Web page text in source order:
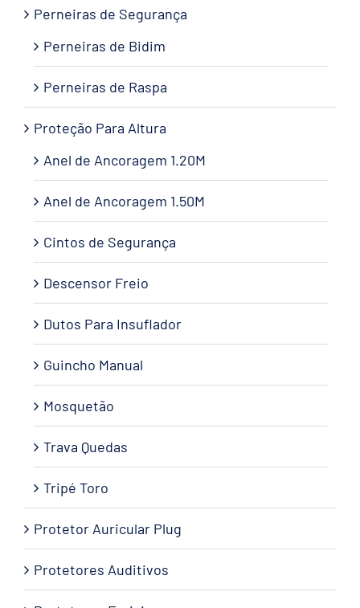
Perneiras de Segurança
Perneiras de Bidim
Perneiras de Raspa
Proteção Para Altura
Anel de Ancoragem 1.20M
Anel de Ancoragem 1.50M
Cintos de Segurança
Descensor Freio
Dutos Para Insuflador
Guincho Manual
Mosquetão
Trava Quedas
Tripé Toro
Protetor Auricular Plug
Protetores Auditivos